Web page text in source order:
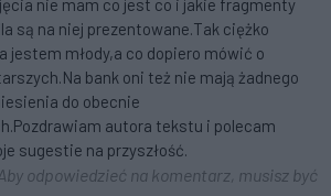
nie mam co jest co i jakie fragmenty
są na niej prezentowane.Tak ciężko
jestem młody,a co dopiero mówić o
bank oni też nie mają żadnego
do obecnie
autora tekstu i polecam
sugestie na przyszłość.
odpowiedzieć na komentarz, musisz być